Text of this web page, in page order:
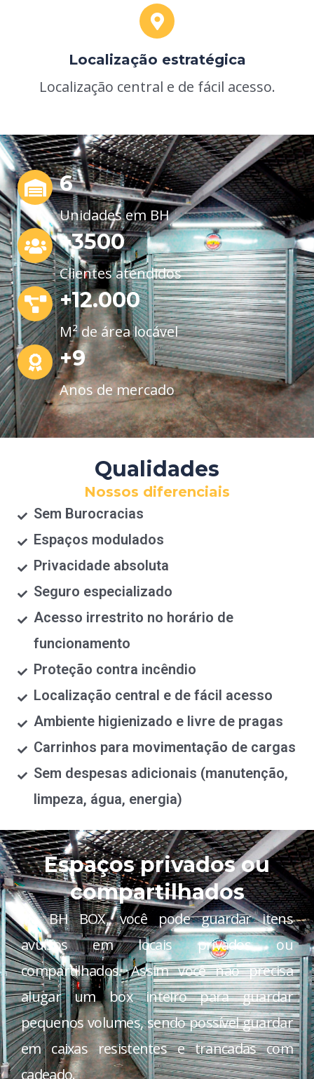
Localização estratégica
Localização central e de fácil acesso.
6
Unidades em BH
+3500
Clientes atendidos
+12.000
M² de área locável
+9
Anos de mercado
Qualidades
Nossos diferenciais
Sem Burocracias
Espaços modulados
Privacidade absoluta
Seguro especializado
Acesso irrestrito no horário de
funcionamento
Proteção contra incêndio
Localização central e de fácil acesso
Ambiente higienizado e livre de pragas
Carrinhos para movimentação de cargas
Sem despesas adicionais (manutenção,
limpeza, água, energia)
Espaços privados ou
compartilhados
Na BH BOX, você pode guardar itens
avulsos em locais privados ou
compartilhados. Assim você não precisa
alugar um box inteiro para guardar
pequenos volumes, sendo possível guardar
em caixas resistentes e trancadas com
cadeado.